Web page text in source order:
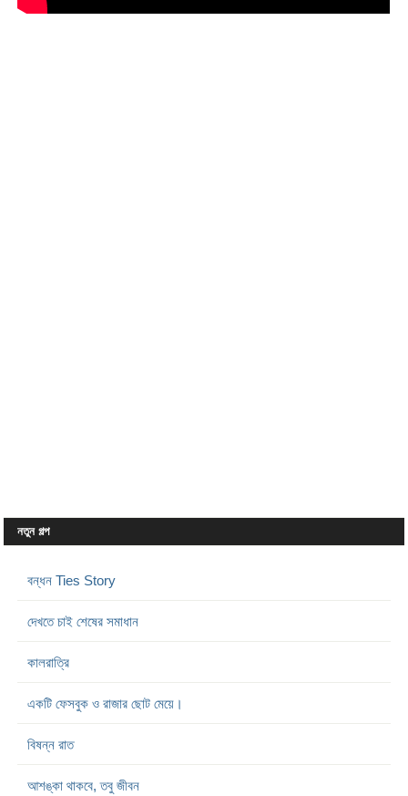
নতুন গল্প
বন্ধন Ties Story
দেখতে চাই শেষের সমাধান
কালরাত্রি
একটি ফেসবুক ও রাজার ছোট মেয়ে।
বিষন্ন রাত
আশঙ্কা থাকবে, তবু জীবন